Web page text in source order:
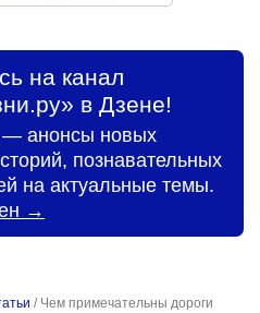
на канал
в Дзене!
анонсы новых
познавательных
на актуальные темы.
→
/ Чем примечательны дороги